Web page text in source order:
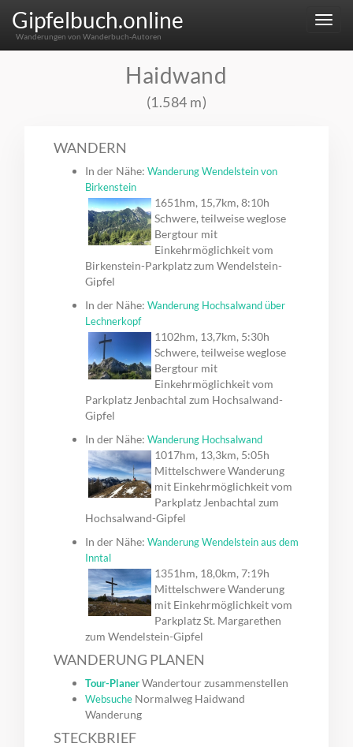
Menu
Gipfelbuch.online
Wanderungen von Wanderbuch-Autoren
Haidwand
(1.584 m)
WANDERN
In der Nähe:Wanderung Wendelstein von
Birkenstein
1651hm, 15,7km, 8:10h
Schwere, teilweise weglose
Bergtour mit
Einkehrmöglichkeit vom
Birkenstein-Parkplatz zum Wendelstein-
Gipfel
In der Nähe:Wanderung Hochsalwand über
Lechnerkopf
1102hm, 13,7km, 5:30h
Schwere, teilweise weglose
Bergtour mit
Einkehrmöglichkeit vom
Parkplatz Jenbachtal zum Hochsalwand-
Gipfel
In der Nähe:Wanderung Hochsalwand
1017hm, 13,3km, 5:05h
Mittelschwere Wanderung
mit Einkehrmöglichkeit vom
Parkplatz Jenbachtal zum
Hochsalwand-Gipfel
In der Nähe:Wanderung Wendelstein aus dem
Inntal
1351hm, 18,0km, 7:19h
Mittelschwere Wanderung
mit Einkehrmöglichkeit vom
Parkplatz St. Margarethen
zum Wendelstein-Gipfel
WANDERUNG PLANEN
Tour-PlanerWandertour zusammenstellen
Websuche Normalweg Haidwand
Wanderung
STECKBRIEF